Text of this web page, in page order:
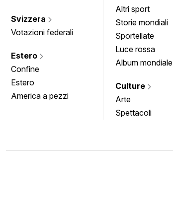
Svizzera
Votazioni federali
Estero
Confine
Estero
America a pezzi
Altri sport
Storie mondiali
Sportellate
Luce rossa
Album mondiale
Culture
Arte
Spettacoli